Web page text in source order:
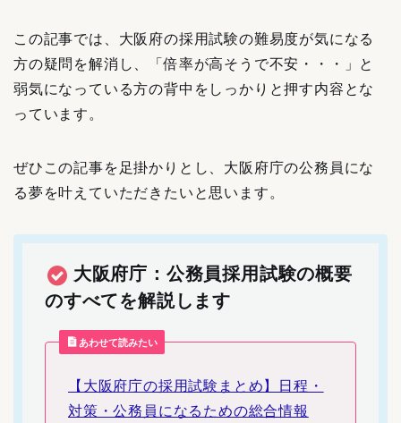
この記事では、大阪府の採用試験の難易度が気になる
方の疑問を解消し、「倍率が高そうで不安・・・」と
弱気になっている方の背中をしっかりと押す内容とな
っています。
ぜひこの記事を足掛かりとし、大阪府庁の公務員にな
る夢を叶えていただきたいと思います。
大阪府庁：公務員採用試験の概要
のすべてを解説します
あわせて読みたい
【大阪府庁の採用試験まとめ】日程・
対策・公務員になるための総合情報